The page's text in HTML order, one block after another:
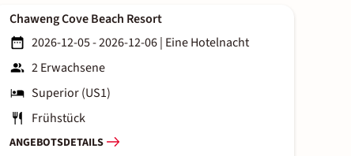
Chaweng Cove Beach Resort
2026-12-05 - 2026-12-06| Eine Hotelnacht
2 Erwachsene
Superior (US1)
Frühstück
ANGEBOTSDETAILS